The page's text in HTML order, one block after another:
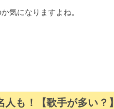
気になりますよね。
も！ 【歌手が多い？】